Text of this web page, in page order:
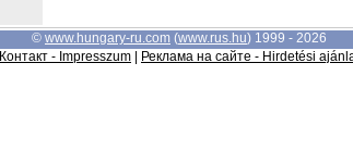
© www.hungary-ru.com (www.rus.hu) 1999 - 2026
Контакт - Impresszum
Реклама на сайте - Hirdetési